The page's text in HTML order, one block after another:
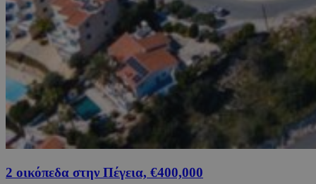
2 οικόπεδα στην Πέγεια, €400,000